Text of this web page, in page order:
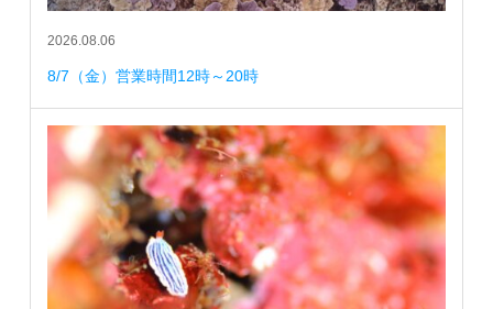
2026.08.06
8/7（金）営業時間12時～20時